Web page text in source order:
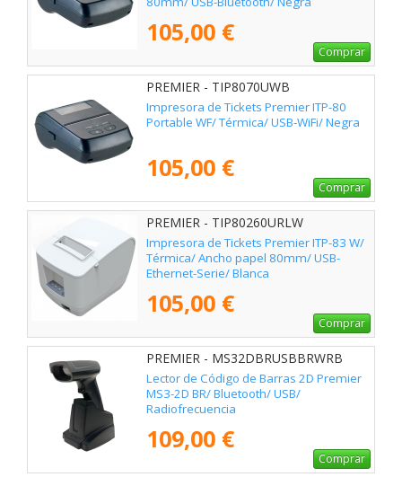
105,00 €
Comprar
PREMIER - TIP8070UWB
Impresora de Tickets Premier ITP-80
Portable WF/ Térmica/ USB-WiFi/ Negra
105,00 €
Comprar
PREMIER - TIP80260URLW
Impresora de Tickets Premier ITP-83 W/
Térmica/ Ancho papel 80mm/ USB-
Ethernet-Serie/ Blanca
105,00 €
Comprar
PREMIER - MS32DBRUSBBRWRB
Lector de Código de Barras 2D Premier
MS3-2D BR/ Bluetooth/ USB/
Radiofrecuencia
109,00 €
Comprar